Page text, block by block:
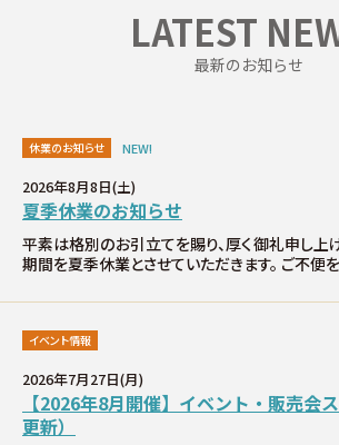
∟規格型・高性能住宅『Waffle』
∟内覧予約
分譲情報
∟新規分譲住宅
LATEST
最新のお知らせ
休業のお知らせ NEW!
2026年8月8日(土)
夏季休業のお知らせ
平素は格別のお引立てを賜り、厚く御礼申し上
期間を夏季休業とさせていただきます。 ご不便
イベント情報
2026年7月27日(月)
【2026年8月開催】イベント・販売会
更新）